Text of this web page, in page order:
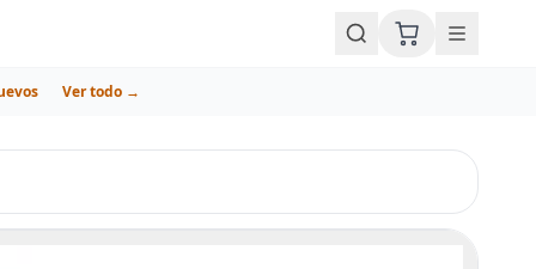
Ver todo →